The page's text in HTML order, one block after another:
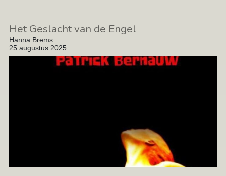
Het Geslacht van de Engel
Hanna Brems
25 augustus 2025